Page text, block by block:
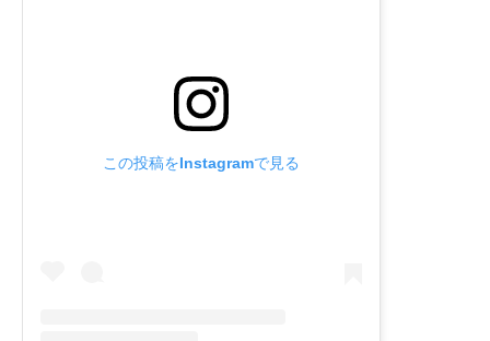
この投稿をInstagramで見る